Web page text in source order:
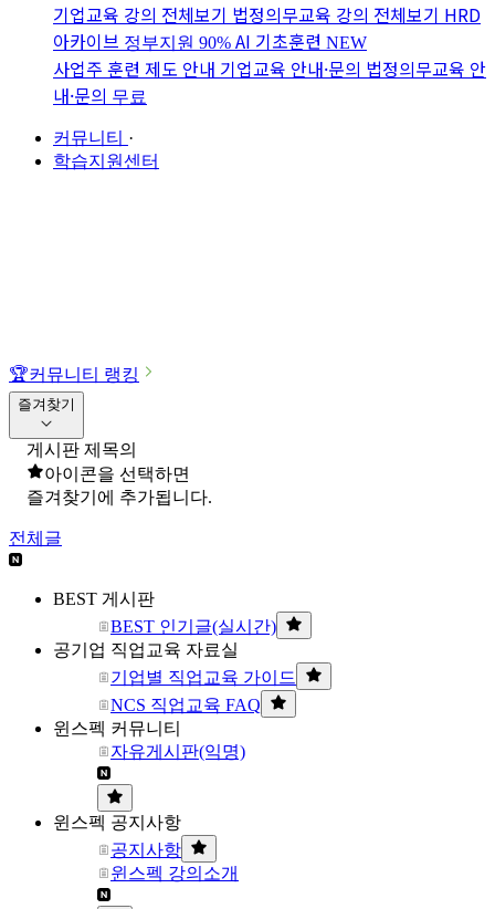
기업교육 강의 전체보기 법정의무교육 강의 전체보기 HRD
아카이브 정부지원 90% AI 기초훈련 NEW
사업주 훈련 제도 안내 기업교육 안내·문의 법정의무교육 안
내·문의 무료
커뮤니티 ·
학습지원센터
🏆커뮤니티 랭킹
즐겨찾기
게시판 제목의
아이콘을 선택하면
즐겨찾기에 추가됩니다.
전체글
BEST 게시판
BEST 인기글(실시간)
공기업 직업교육 자료실
기업별 직업교육 가이드
NCS 직업교육 FAQ
윈스펙 커뮤니티
자유게시판(익명)
윈스펙 공지사항
공지사항
윈스펙 강의소개